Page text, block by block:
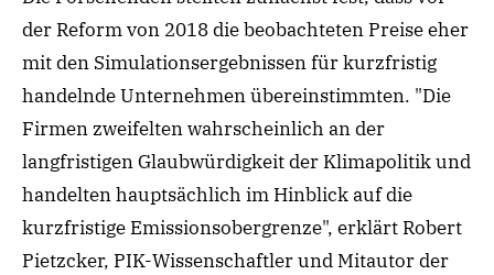
der Reform von 2018 die beobachteten Preiseeher
mit den Simulationsergebnissen fürkurzfristig
handelndeUnternehmen übereinstimmten. "Die
Firmen zweifelten wahrscheinlich an der
langfristigen Glaubwürdigkeit der Klimapolitik und
handelten hauptsächlich im Hinblick auf die
kurzfristige Emissionsobergrenze", erklärt Robert
Pietzcker, PIK-Wissenschaftler und Mitautor der